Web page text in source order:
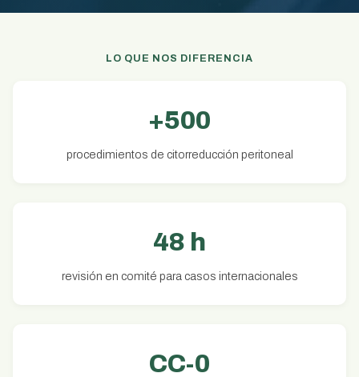
LO QUE NOS DIFERENCIA
+500
procedimientos de citorreducción peritoneal
48 h
revisión en comité para casos internacionales
CC-0